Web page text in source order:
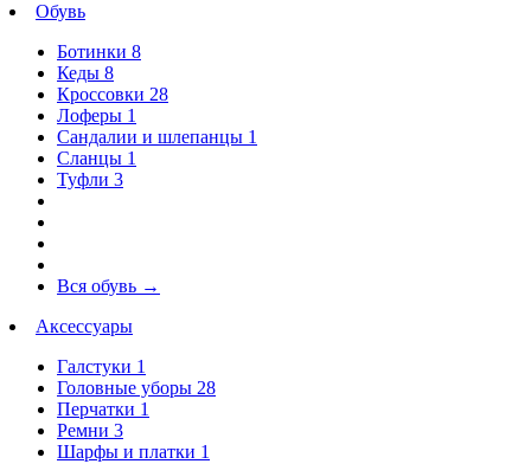
Обувь
Ботинки 8
Кеды 8
Кроссовки 28
Лоферы 1
Сандалии и шлепанцы 1
Сланцы 1
Туфли 3
Вся обувь →
Аксессуары
Галстуки 1
Головные уборы 28
Перчатки 1
Ремни 3
Шарфы и платки 1